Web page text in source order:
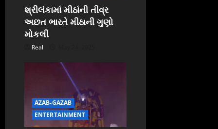
શ્રીલંકામાં મીઠાંની તીવ્ર
અછત ભારતે મીઠાની ગુણો
મોકલી
Real
AZAB-GAZAB
ENTERTAINMENT